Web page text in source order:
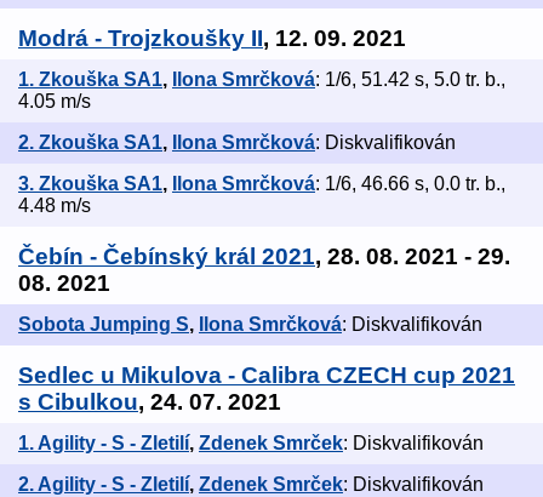
Modrá - Trojzkoušky II, 12. 09. 2021
1. Zkouška SA1, Ilona Smrčková: 1/6, 51.42 s, 5.0 tr. b.,
4.05 m/s
2. Zkouška SA1, Ilona Smrčková: Diskvalifikován
3. Zkouška SA1, Ilona Smrčková: 1/6, 46.66 s, 0.0 tr. b.,
4.48 m/s
Čebín - Čebínský král 2021, 28. 08. 2021 - 29.
08. 2021
Sobota Jumping S, Ilona Smrčková: Diskvalifikován
Sedlec u Mikulova - Calibra CZECH cup 2021
s Cibulkou, 24. 07. 2021
1. Agility - S - Zletilí, Zdenek Smrček: Diskvalifikován
2. Agility - S - Zletilí, Zdenek Smrček: Diskvalifikován